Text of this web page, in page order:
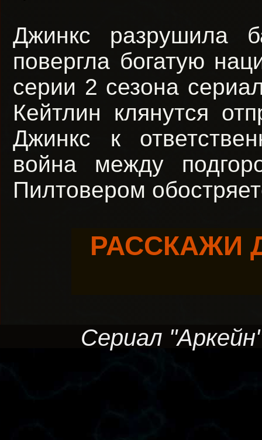
Джинкс разрушила
повергла богатую
серии 2 сезона
Кейтлин клянутся
Джинкс к
война между
Пилтовером
РАССКАЖИ
Сериал